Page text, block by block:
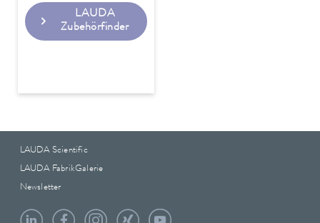
LAUDA
Zubehörfinder
LAUDA Scientific
LAUDA FabrikGalerie
Newsletter